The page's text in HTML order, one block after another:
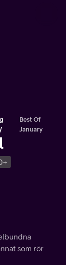
Best Of
January
som rör